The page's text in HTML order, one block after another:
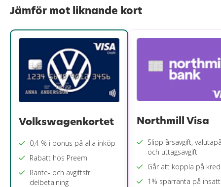
Jämför mot liknande kort
Volkswagenkortet
0,4 % i bonus på alla inköp
Rabatt hos Preem
Ränte- och avgiftsfri
delbetalning
Northmill Visa
Slipp årsavgift,
och uttagsavgift
Går att koppla på
1% sparränta på insatt